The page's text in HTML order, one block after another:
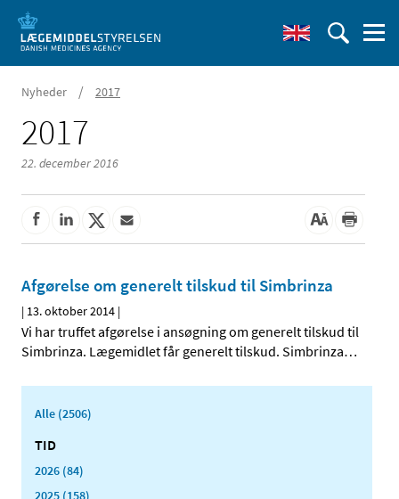
Nyheder / 2017
2017
22. december 2016
Afgørelse om generelt tilskud til Simbrinza
| 13. oktober 2014 |
Vi har truffet afgørelse i ansøgning om generelt tilskud til
Simbrinza. Lægemidlet får generelt tilskud. Simbrinza…
Alle (2506)
TID
2026 (84)
2025 (158)